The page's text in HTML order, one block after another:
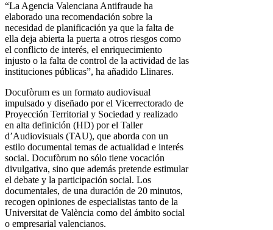
“La Agencia Valenciana Antifraude ha
elaborado una recomendación sobre la
necesidad de planificación ya que la falta de
ella deja abierta la puerta a otros riesgos como
el conflicto de interés, el enriquecimiento
injusto o la falta de control de la actividad de las
instituciones públicas”, ha añadido Llinares.
Docufòrum es un formato audiovisual
impulsado y diseñado por el Vicerrectorado de
Proyección Territorial y Sociedad y realizado
en alta definición (HD) por el Taller
d’Audiovisuals (TAU), que aborda con un
estilo documental temas de actualidad e interés
social. Docufòrum no sólo tiene vocación
divulgativa, sino que además pretende estimular
el debate y la participación social. Los
documentales, de una duración de 20 minutos,
recogen opiniones de especialistas tanto de la
Universitat de València como del ámbito social
o empresarial valencianos.